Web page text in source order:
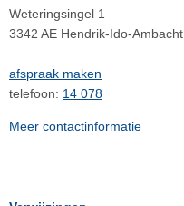
Weteringsingel 1
3342 AE Hendrik-Ido-Ambacht
afspraak maken
telefoon: 14 078
Meer contactinformatie